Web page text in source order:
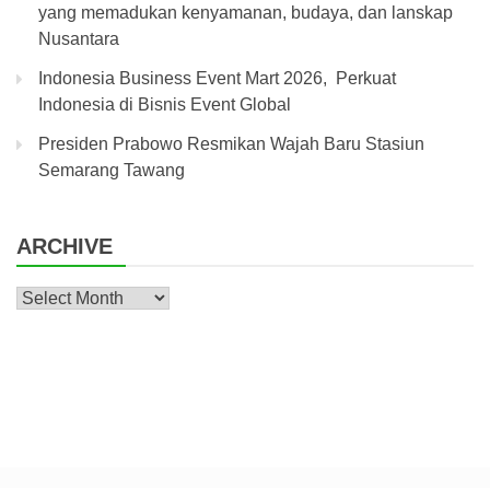
yang memadukan kenyamanan, budaya, dan lanskap
Nusantara
Indonesia Business Event Mart 2026, Perkuat
Indonesia di Bisnis Event Global
Presiden Prabowo Resmikan Wajah Baru Stasiun
Semarang Tawang
ARCHIVE
Archive